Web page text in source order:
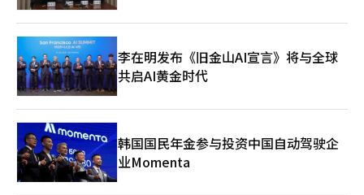
李在明发布《旧金山AI宣言》将与全球
共启AI黄金时代
韩国国民年金参与投资中国自动驾驶企
业Momenta